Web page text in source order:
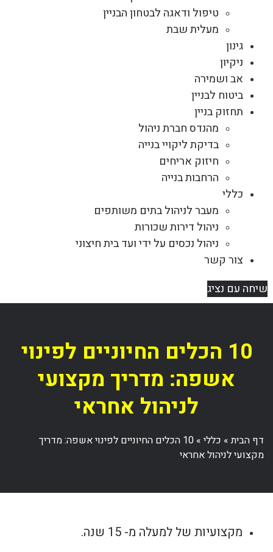
טיפול ודאגה לבטחון הבניין
מעלית שבת
גינון
ניקיון
אב ושמירה
ביטוח לבניין
תחזוק בניין
מהנדס חברת ניהול
בדיקת ליקויי בנייה
חיזוק אריחים
הרחבות בנייה
כללי
מעבר לניהול בתים משותפים
ניהול דירות שכורות
ניהול נכסים על ידי ועד בית חיצוני
צור קשר
שיחה עם נציג
10 הכלים החיוניים לפינוי
אשפה: מדריך מקצועי
לניהול אחראי
דף הבית» כללי»
10 הכלים החיוניים לפינוי אשפה: מדריך
מקצועי לניהול אחראי
מקצועיות של למעלה מ- 15 שנה.